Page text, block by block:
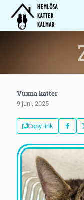
Vuxna katter
9 juni, 2025
Copy link